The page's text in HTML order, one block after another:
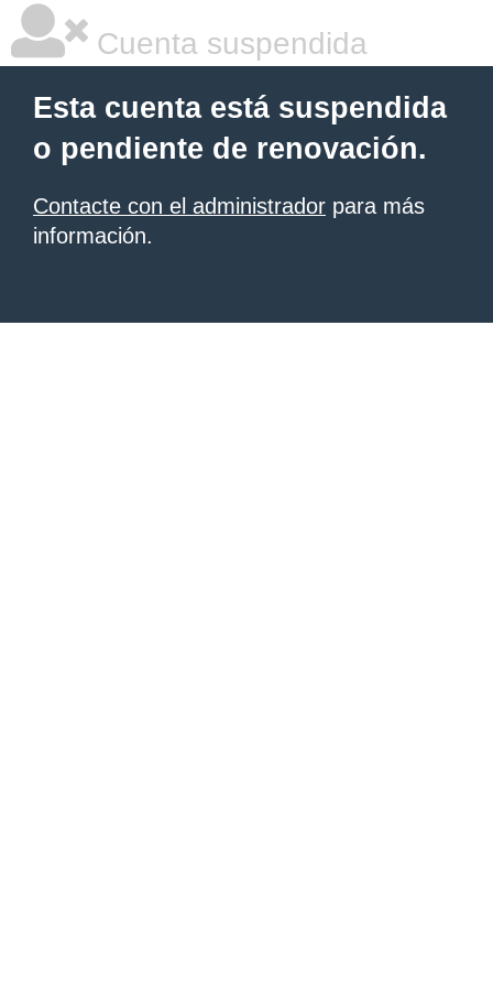
Cuenta suspendida
Esta cuenta está suspendida
o pendiente de renovación.
Contacte con el administrador para más
información.